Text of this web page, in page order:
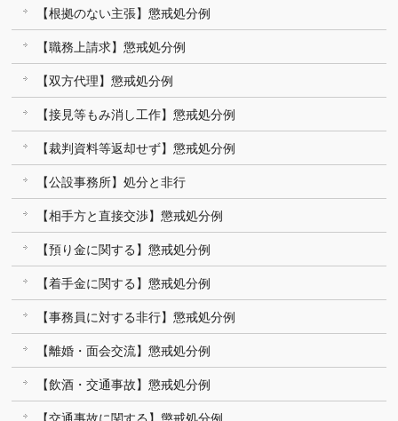
【根拠のない主張】懲戒処分例
【職務上請求】懲戒処分例
【双方代理】懲戒処分例
【接見等もみ消し工作】懲戒処分例
【裁判資料等返却せず】懲戒処分例
【公設事務所】処分と非行
【相手方と直接交渉】懲戒処分例
【預り金に関する】懲戒処分例
【着手金に関する】懲戒処分例
【事務員に対する非行】懲戒処分例
【離婚・面会交流】懲戒処分例
【飲酒・交通事故】懲戒処分例